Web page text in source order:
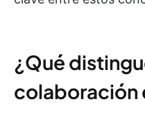
¿Qué
colaboración